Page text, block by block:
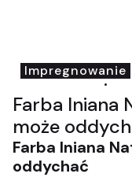
Impregnowanie
kitdodrewna.pl 06-
Farba lniana
może
Farba lniana
oddychać